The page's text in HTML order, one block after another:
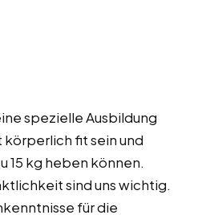
spezielle Ausbildung
fit sein und
15 kg heben können.
sind uns wichtig.
für die